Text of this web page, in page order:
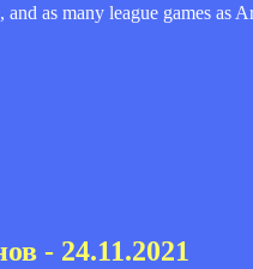
as many league games as
- 24.11.2021